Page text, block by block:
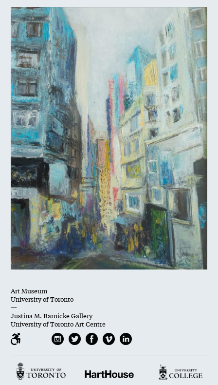
Art Museum
University of Toronto
—
Justina M. Barnicke Gallery
University of Toronto Art Centre